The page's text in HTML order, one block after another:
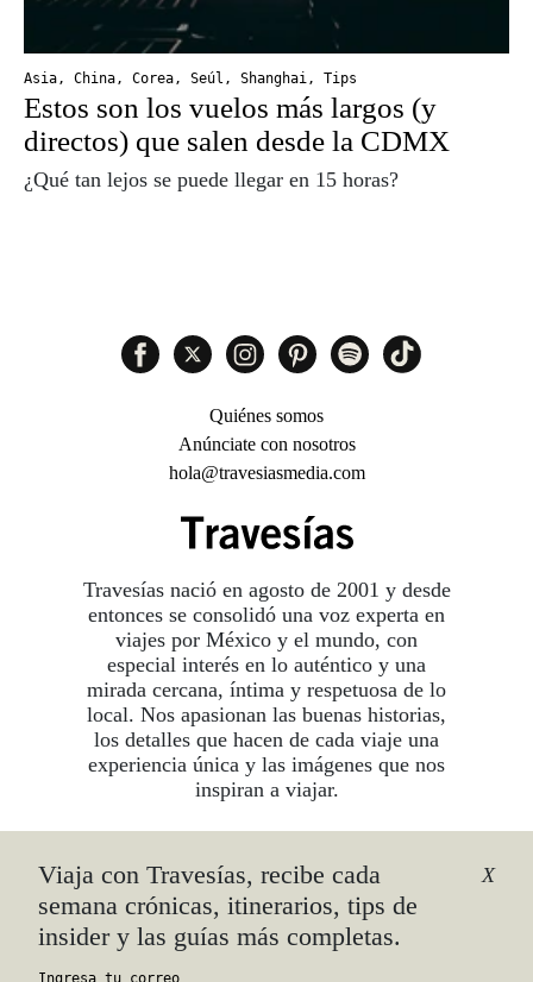
Asia, China, Corea, Seúl , Shanghai, Tips
Estos son los vuelos más largos (y
directos) que salen desde la CDMX
¿Qué tan lejos se puede llegar en 15 horas?
Viaja con Travesías, recibe cada
semana crónicas, itinerarios, tips de
insider y las guías más completas.
X
Travesías nació en agosto de 2001 y desde
entonces se consolidó una voz experta en
viajes por México y el mundo, con
especial interés en lo auténtico y una
mirada cercana, íntima y respetuosa de lo
local. Nos apasionan las buenas historias,
los detalles que hacen de cada viaje una
experiencia única y las imágenes que nos
inspiran a viajar.
Quiénes somos
Anúnciate con nosotros
hola@travesiasmedia.com
©2026 DERECHOS RESERVADOS.
TRAVESÍAS ES UNA MARCA REGISTRADA
AVISO DE PRIVACIDAD